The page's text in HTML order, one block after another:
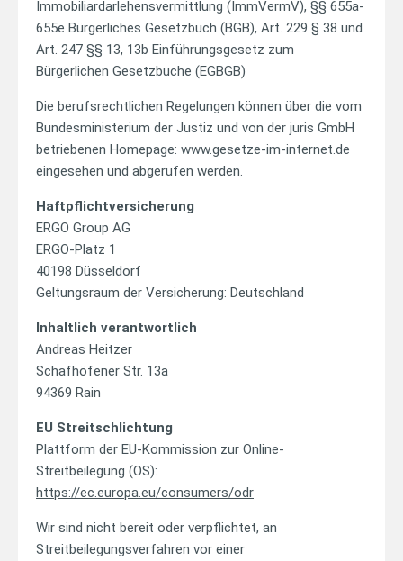
Immobiliardarlehensvermittlung (ImmVermV), §§ 655a-
655e Bürgerliches Gesetzbuch (BGB), Art. 229 § 38 und
Art. 247 §§ 13, 13b Einführungsgesetz zum
Bürgerlichen Gesetzbuche (EGBGB)
Die berufsrechtlichen Regelungen können über die vom
Bundesministerium der Justiz und von der juris GmbH
betriebenen Homepage: www.gesetze-im-internet.de
eingesehen und abgerufen werden.
Haftpflichtversicherung
ERGO Group AG
ERGO-Platz 1
40198 Düsseldorf
Geltungsraum der Versicherung: Deutschland
Inhaltlich verantwortlich
Andreas Heitzer
Schafhöfener Str. 13a
94369 Rain
EU Streitschlichtung
Plattform der EU-Kommission zur Online-
Streitbeilegung (OS):
https://ec.europa.eu/consumers/odr
Wir sind nicht bereit oder verpflichtet, an
Streitbeilegungsverfahren vor einer